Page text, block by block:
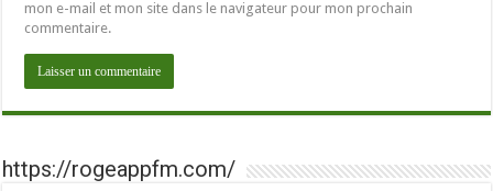
mon e-mail et mon site dans le navigateur pour mon prochain
commentaire.
https://rogeappfm.com/